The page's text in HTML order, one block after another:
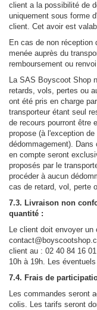
client a la possibilité de
uniquement sous forme
client. Cet avoir est
En cas de non réception
menée auprès du
remboursement ou
La SAS Boyscoot Shop
retards, vols, pertes ou
ont été pris en charge
transporteur étant seul
de recours pourront être
propose (à l'exception
dédommagement).
en compte seront
proposés par le
procéder à aucun
cas de retard, vol, perte
7.3. Livraison non
quantité :
Le client doit envoyer un
client au : 02 40 84 16
10h à 19h. Les
7.4. Frais de
Les commandes seront
colis. Les tarifs seront